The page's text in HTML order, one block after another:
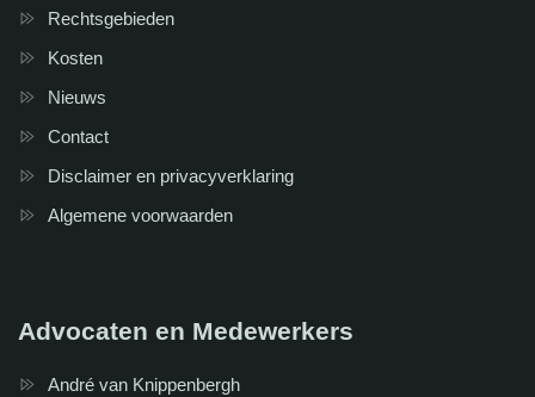
Rechtsgebieden
Kosten
Nieuws
Contact
Disclaimer en privacyverklaring
Algemene voorwaarden
Advocaten en Medewerkers
André van Knippenbergh